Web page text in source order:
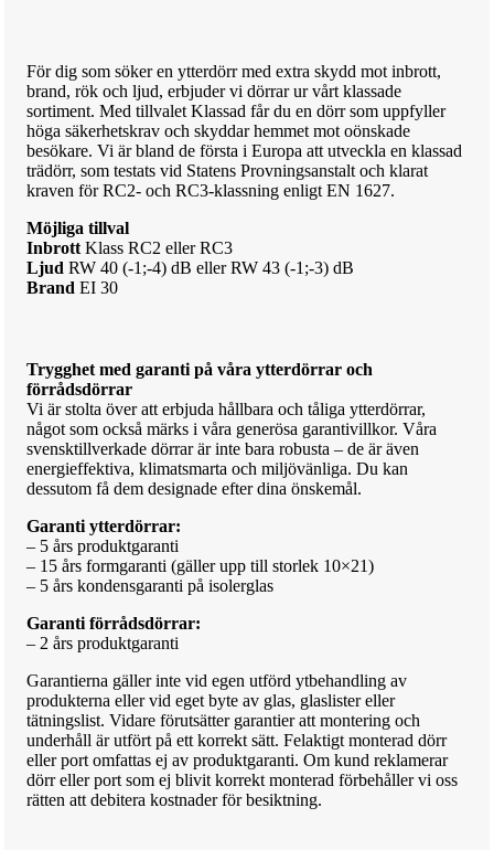
För dig som söker en ytterdörr med extra skydd mot inbrott,
brand, rök och ljud, erbjuder vi dörrar ur vårt klassade
sortiment. Med tillvalet Klassad får du en dörr som uppfyller
höga säkerhetskrav och skyddar hemmet mot oönskade
besökare. Vi är bland de första i Europa att utveckla en klassad
trädörr, som testats vid Statens Provningsanstalt och klarat
kraven för RC2- och RC3-klassning enligt EN 1627.
Möjliga tillval
InbrottKlass RC2 eller RC3
Ljud RW 40 (-1;-4) dB eller RW 43 (-1;-3) dB
Brand EI 30
Trygghet med garanti på våra ytterdörrar och
förrådsdörrar
Vi är stolta över att erbjuda hållbara och tåliga ytterdörrar,
något som också märks i våra generösa garantivillkor. Våra
svensktillverkade dörrar är inte bara robusta – de är även
energieffektiva, klimatsmarta och miljövänliga. Du kan
dessutom få dem designade efter dina önskemål.
Garanti ytterdörrar:
– 5 års produktgaranti
– 15 års formgaranti (gäller upp till storlek 10×21)
– 5 års kondensgaranti på isolerglas
Garanti förrådsdörrar:
– 2 års produktgaranti
Garantierna gäller inte vid egen utförd ytbehandling av
produkterna eller vid eget byte av glas, glaslister eller
tätningslist. Vidare förutsätter garantier att montering och
underhåll är utfört på ett korrekt sätt. Felaktigt monterad dörr
eller port omfattas ej av produktgaranti. Om kund reklamerar
dörr eller port som ej blivit korrekt monterad förbehåller vi oss
rätten att debitera kostnader för besiktning.